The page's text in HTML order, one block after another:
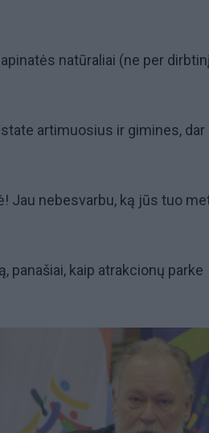
natūraliai (ne per
artimuosius ir gimines, dar
Jau nebesvarbu, ką jūs tuo
panašiai, kaip atrakcionų parke